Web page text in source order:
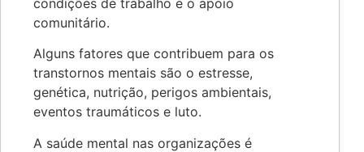
comunitário.
Alguns fatores que contribuem para os
transtornos mentais são o estresse,
genética, nutrição, perigos ambientais,
eventos traumáticos e luto.
A saúde mental nas organizações é